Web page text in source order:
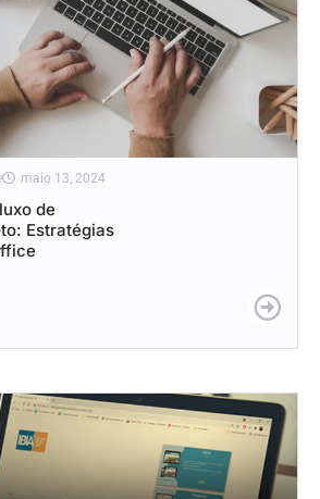
maio 13, 2024
de
Estratégias